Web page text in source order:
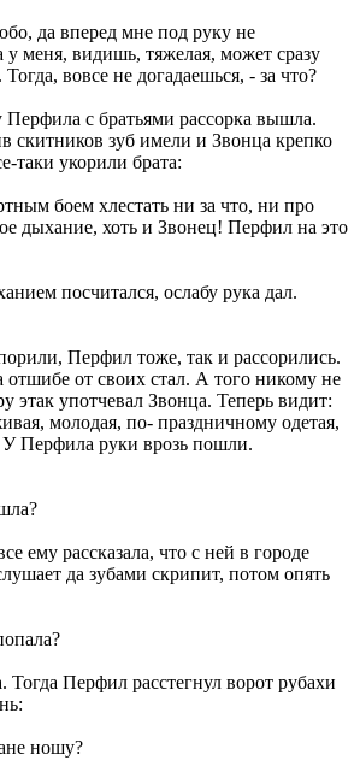
да вперед мне под руку не
у меня, видишь, тяжелая, может сразу
вовсе не догадаешься, - за что?
Перфила с братьями рассорка вышла.
скитников зуб имели и Звонца крепко
таки укорили брата:
боем хлестать ни за что, ни про
дыхание, хоть и Звонец! Перфил на это
посчитался, ослабу рука дал.
Перфил тоже, так и рассорились.
от своих стал. А того никому не
этак употчевал Звонца. Теперь видит:
молодая, по- праздничному одетая,
Перфила руки врозь пошли.
ему рассказала, что с ней в городе
да зубами скрипит, потом опять
Тогда Перфил расстегнул ворот рубахи
ношу?